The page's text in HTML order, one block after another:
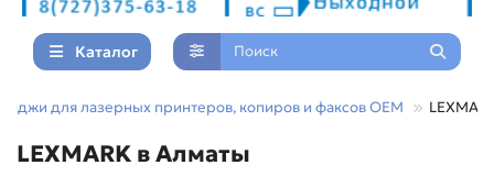
Каталог
для лазерных принтеров, копиров и факсов OEM
LEXMARK в Алматы